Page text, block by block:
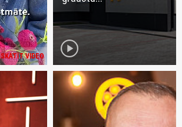
SKATĪT VIDEO play_circle